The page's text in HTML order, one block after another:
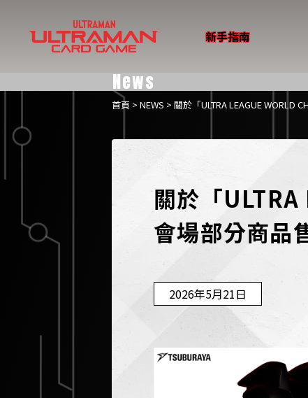
新手指南
News
首頁 > NEWS > 關於「ULTRA LEAGUE WORLD
關於「
會場部分商品
2026年5月21日